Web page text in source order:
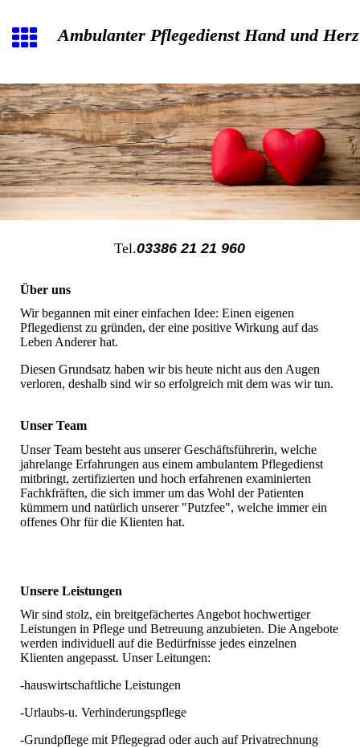
Ambulanter Pflegedienst Hand und Herz
Tel.03386 21 21 960
Über uns
Wir begannen mit einer einfachen Idee: Einen eigenen
Pflegedienst zu gründen, der eine positive Wirkung auf das
Leben Anderer hat.
Diesen Grundsatz haben wir bis heute nicht aus den Augen
verloren, deshalb sind wir so erfolgreich mit dem was wir tun.
Unser Team
Unser Team besteht aus unserer Geschäftsführerin, welche
jahrelange Erfahrungen aus einem ambulantem Pflegedienst
mitbringt, zertifizierten und hoch erfahrenen examinierten
Fachkfräften, die sich immer um das Wohl der Patienten
kümmern und natürlich unserer "Putzfee", welche immer ein
offenes Ohr für die Klienten hat.
Unsere Leistungen
Wir sind stolz, ein breitgefächertes Angebot hochwertiger
Leistungen in Pflege und Betreuung anzubieten. Die Angebote
werden individuell auf die Bedürfnisse jedes einzelnen
Klienten angepasst. Unser Leitungen:
-hauswirtschaftliche Leistungen
-Urlaubs-u. Verhinderungspflege
-Grundpflege mit Pflegegrad oder auch auf Privatrechnung